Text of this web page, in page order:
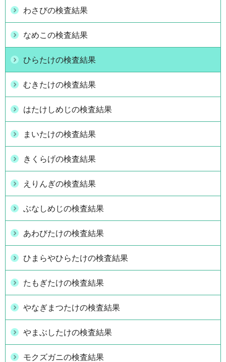
わさびの検査結果
なめこの検査結果
ひらたけの検査結果
むきたけの検査結果
はたけしめじの検査結果
まいたけの検査結果
きくらげの検査結果
えりんぎの検査結果
ぶなしめじの検査結果
あわびたけの検査結果
ひまらやひらたけの検査結果
たもぎたけの検査結果
やなぎまつたけの検査結果
やまぶしたけの検査結果
モクズガニの検査結果